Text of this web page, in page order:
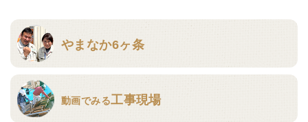
やまなか6ヶ条
動画でみる工事現場